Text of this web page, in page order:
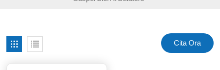
Cita Ora